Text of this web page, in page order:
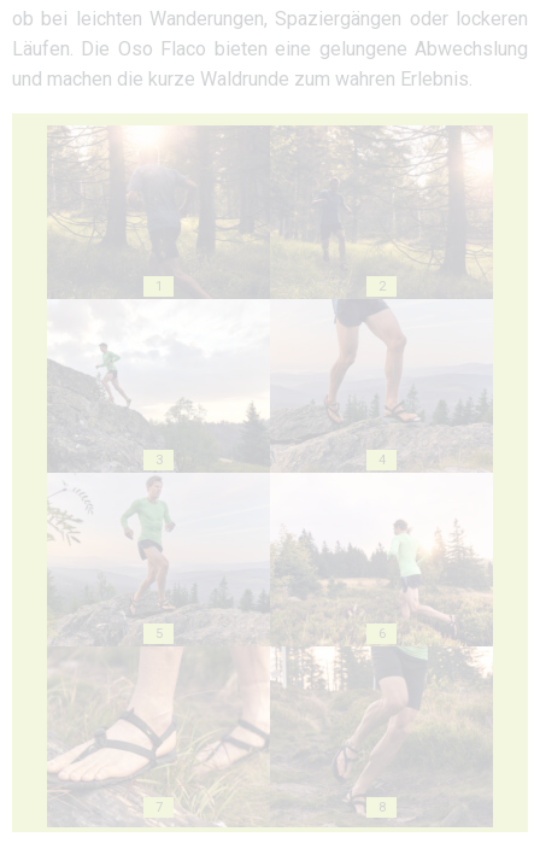
ob bei leichten Wanderungen, Spaziergängen oder lockeren
Läufen. Die Oso Flaco bieten eine gelungene Abwechslung
und machen die kurze Waldrunde zum wahren Erlebnis.
1 2
3 4
5 6
7 8